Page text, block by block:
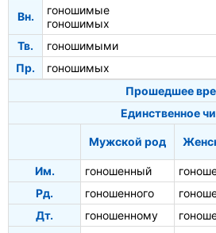
Вн.
гоношимые
гоношимых
Тв.
гоношимыми
Пр.
гоношимых
Прошедшее
Единственное
Мужской род
Им.
гоношенный
Рд.
гоношенного
Дт.
гоношенному